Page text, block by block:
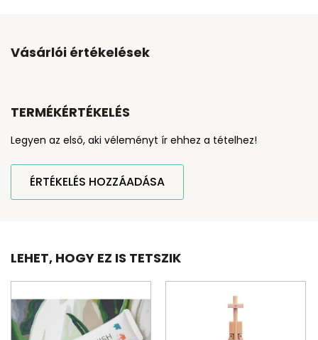
Vásárlói értékelések
TERMÉKÉRTÉKELÉS
Legyen az első, aki véleményt ír ehhez a tételhez!
ÉRTÉKELÉS HOZZÁADÁSA
LEHET, HOGY EZ IS TETSZIK